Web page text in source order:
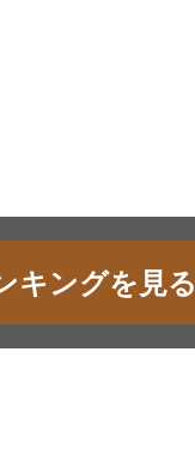
キングを見る